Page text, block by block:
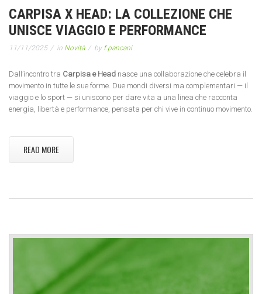
CARPISA X HEAD: LA COLLEZIONE CHE
UNISCE VIAGGIO E PERFORMANCE
11/11/2025 in Novità by f.pancani
Dall’incontro tra Carpisa e Head nasce una collaborazione che celebra il
movimento in tutte le sue forme. Due mondi diversi ma complementari — il
viaggio e lo sport — si uniscono per dare vita a una linea che racconta
energia, libertà e performance, pensata per chi vive in continuo movimento.
READ MORE